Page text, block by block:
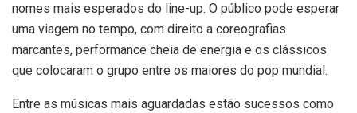
nomes mais esperados do line-up. O público pode esperar
uma viagem no tempo, com direito a coreografias
marcantes, performance cheia de energia e os clássicos
que colocaram o grupo entre os maiores do pop mundial.
Entre as músicas mais aguardadas estão sucessos como